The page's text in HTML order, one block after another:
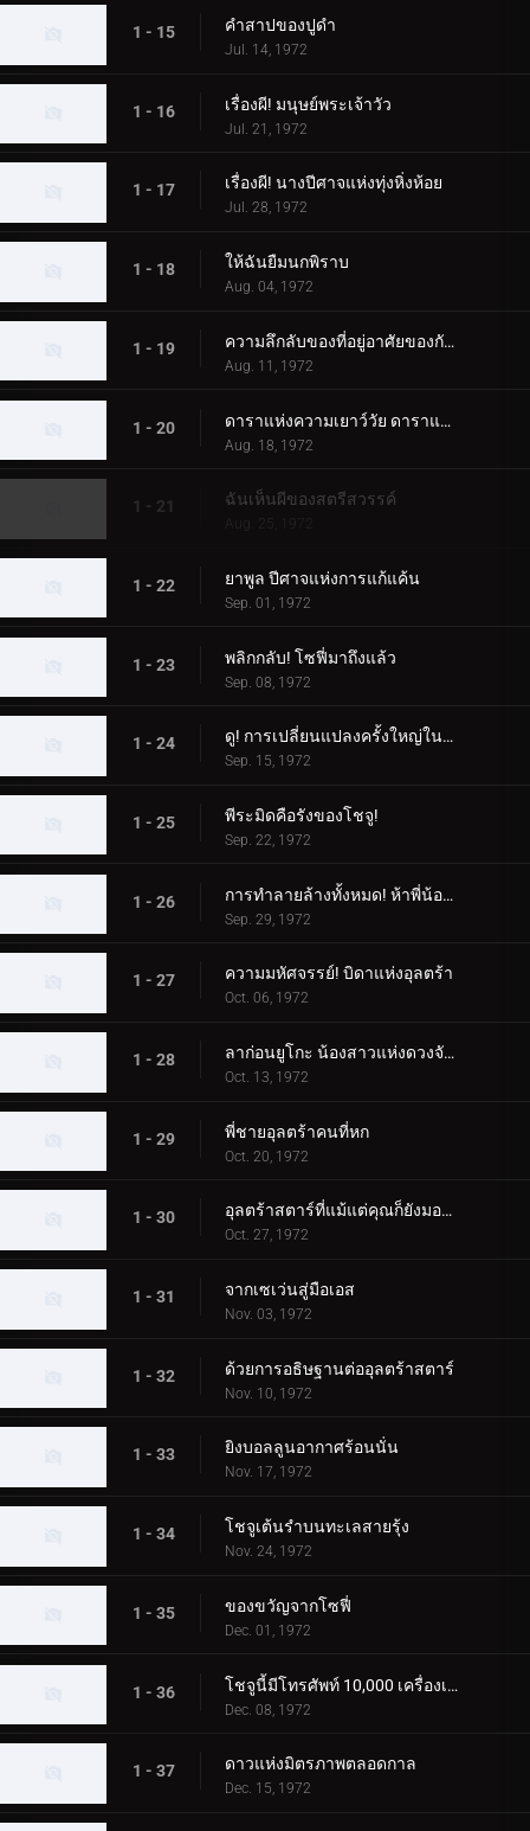
1 - 15 คำสาปของปูดำ
Jul. 14, 1972
1 - 16 เรื่องผี! มนุษย์พระเจ้าวัว
Jul. 21, 1972
1 - 17 เรื่องผี! นางปีศาจแห่งทุ่งหิ่งห้อย
Jul. 28, 1972
1 - 18 ให้ฉันยืมนกพิราบ
Aug. 04, 1972
1 - 19 ความลึกลับของที่อยู่อาศัยของกัปปะ
Aug. 11, 1972
1 - 20 ดาราแห่งความเยาว์วัย ดาราแห่งคู่รัก
Aug. 18, 1972
1 - 21 ฉันเห็นผีของสตรีสวรรค์
Aug. 25, 1972
1 - 22 ยาพูล ปีศาจแห่งการแก้แค้น
Sep. 01, 1972
1 - 23 พลิกกลับ! โซฟี่มาถึงแล้ว
Sep. 08, 1972
1 - 24 ดู! การเปลี่ยนแปลงครั้งใหญ่ในตอนกลางคืน
Sep. 15, 1972
1 - 25 พีระมิดคือรังของโชจู!
Sep. 22, 1972
1 - 26 การทำลายล้างทั้งหมด! ห้าพี่น้องอุลตร้า
Sep. 29, 1972
1 - 27 ความมหัศจรรย์! บิดาแห่งอุลตร้า
Oct. 06, 1972
1 - 28 ลาก่อนยูโกะ น้องสาวแห่งดวงจันทร์
Oct. 13, 1972
1 - 29 พี่ชายอุลตร้าคนที่หก
Oct. 20, 1972
1 - 30 อุลตร้าสตาร์ที่แม้แต่คุณก็ยังมองเห็น
Oct. 27, 1972
1 - 31 จากเซเว่นสู่มือเอส
Nov. 03, 1972
1 - 32 ด้วยการอธิษฐานต่ออุลตร้าสตาร์
Nov. 10, 1972
1 - 33 ยิงบอลลูนอากาศร้อนนั่น
Nov. 17, 1972
1 - 34 โชจูเต้นรำบนทะเลสายรุ้ง
Nov. 24, 1972
1 - 35 ของขวัญจากโซฟี่
Dec. 01, 1972
1 - 36 โชจูนี้มีโทรศัพท์ 10,000 เครื่องเหรอ?
Dec. 08, 1972
1 - 37 ดาวแห่งมิตรภาพตลอดกาล
Dec. 15, 1972